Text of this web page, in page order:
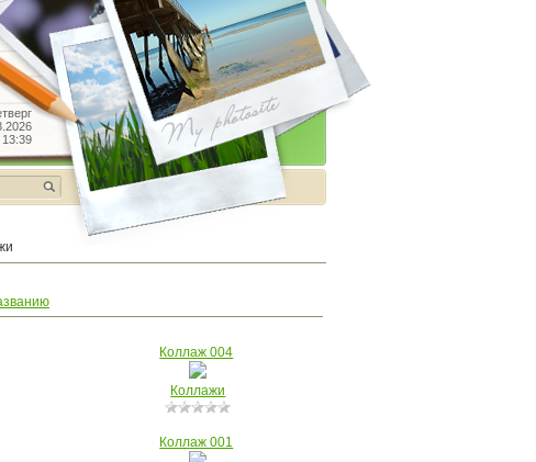
13:39
Коллаж 004
Коллажи
Коллаж 001